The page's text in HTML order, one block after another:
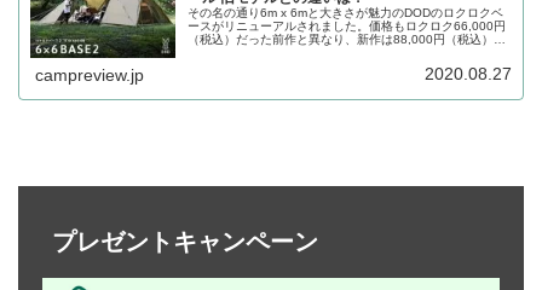
その名の通り6m x 6mと大きさが魅力のDODのロクロクベ
ースがリニューアルされました。価格もロクロク66,000円
（税込）だった前作と異なり、新作は88,000円（税込）と
わったのか、旧モデルと新モデルを比較しながら特徴をご
campreview.jp 2020.08.27
プレゼントキャンペーン